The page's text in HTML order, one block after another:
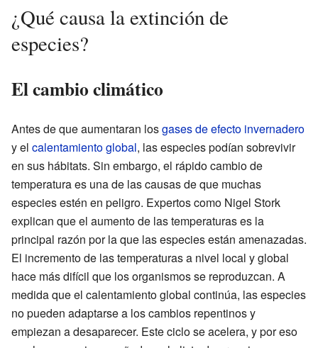
¿Qué causa la extinción de
especies?
El cambio climático
Antes de que aumentaran losgases de efecto invernadero
y el calentamiento global, las especies podían sobrevivir
en sus hábitats. Sin embargo, el rápido cambio de
temperatura es una de las causas de que muchas
especies estén en peligro. Expertos como Nigel Stork
explican que el aumento de las temperaturas es la
principal razón por la que las especies están amenazadas.
El incremento de las temperaturas a nivel local y global
hace más difícil que los organismos se reproduzcan. A
medida que el calentamiento global continúa, las especies
no pueden adaptarse a los cambios repentinos y
empiezan a desaparecer. Este ciclo se acelera, y por eso